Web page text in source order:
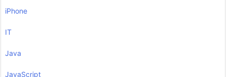
iPhone
IT
Java
JavaScript